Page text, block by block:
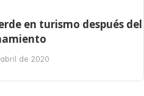
en turismo después del
de 2020